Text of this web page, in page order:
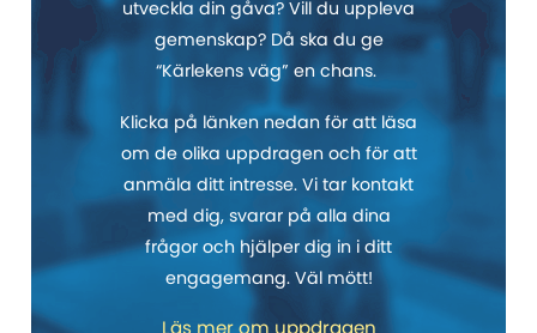
utveckla din gåva? Vill du uppleva
gemenskap? Då ska du ge
“Kärlekens väg” en chans.
Klicka på länken nedan för att läsa
om de olika uppdragen och för att
anmäla ditt intresse. Vi tar kontakt
med dig, svarar på alla dina
frågor och hjälper dig in i ditt
engagemang. Väl mött!
Läs mer om uppdragen